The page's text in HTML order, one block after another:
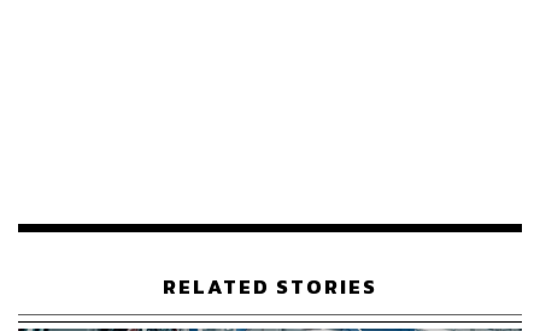
RELATED STORIES